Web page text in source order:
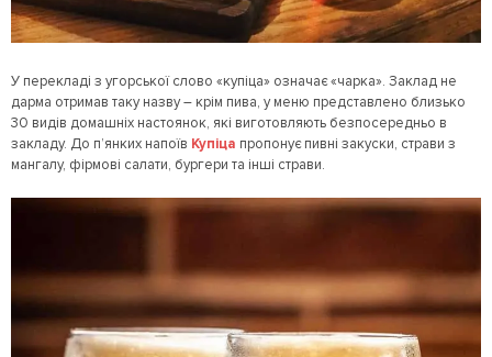
У перекладі з угорської слово «купіца» означає «чарка». Заклад не
дарма отримав таку назву – крім пива, у меню представлено близько
30 видів домашніх настоянок, які виготовляють безпосередньо в
закладу. До п’янких напоїв Купіца пропонує пивні закуски, страви з
мангалу, фірмові салати, бургери та інші страви.